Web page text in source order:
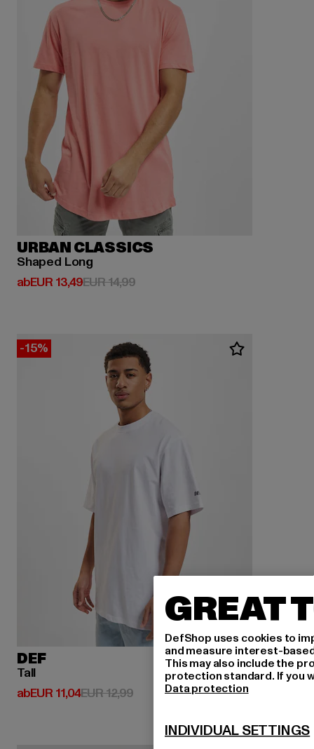
URBAN CLASSICS
Shaped Long
abEUR 13,49
Derzeitiger Preis: ab EUR 13,49
EUR 14,99Aktionspreis: EUR 14,99
-15%
DEF
Tall
abEUR 11,04
Derzeitiger Preis: ab EUR 11,04
EUR 12,99Aktionspreis: EUR 12,99
GREAT
DefShop uses cookies to
and measure interest-
This may also include the
protection standard. If you
Data protection
INDIVIDUAL SETTINGS